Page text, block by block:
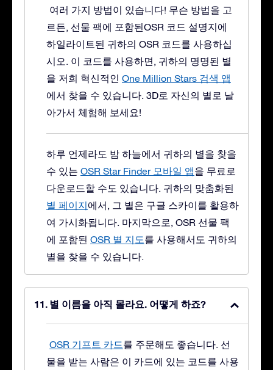
여러 가지 방법이 있습니다! 무슨 방법을 고
르든, 선물 팩에 포함된OSR 코드 설명지에
하일라이트된 귀하의 OSR 코드를 사용하십
시오. 이 코드를 사용하면, 귀하의 명명된 별
을 저희 혁신적인 One Million Stars 검색 앱
에서 찾을 수 있습니다. 3D로 자신의 별로 날
아가서 체험해 보세요!
하루 언제라도 밤 하늘에서 귀하의 별을 찾을
수 있는 OSR Star Finder 모바일 앱을 무료로
다운로드할 수도 있습니다. 귀하의 맞춤화된
별 페이지에서, 그 별은 구글 스카이를 활용하
여 가시화됩니다. 마지막으로, OSR 선물 팩
에 포함된 OSR 별 지도를 사용해서도 귀하의
별을 찾을 수 있습니다.
별 이름을 아직 몰라요. 어떻게 하죠?
OSR 기프트 카드를 주문해도 좋습니다. 선
물을 받는 사람은 이 카드에 있는 코드를 사용